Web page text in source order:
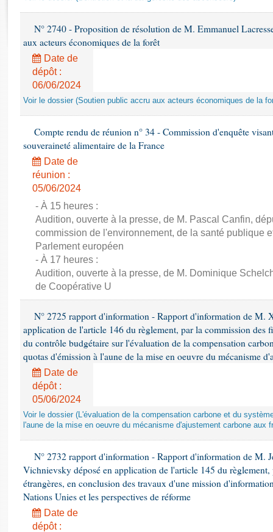
Rapports d'enquête
Rapports sur l'application des lois
Baromètre de l’application des lois
Dossiers législatifs
Budget et sécurité sociale
Comptes rendus des débats
N° 2740 - Proposition de résolution de M. Emmanuel
aux acteurs économiques de la forêt
Date de
dépôt :
06/06/2024
Voir le dossier (Soutien public accru aux acteurs économiques de la
Compte rendu de réunion n° 34 - Commission d'enquête
souveraineté alimentaire de la France
Date de
réunion :
05/06/2024
- À 15 heures :
Audition, ouverte à la presse, de M. Pascal Canfin,
commission de l'environnement, de la santé publique
Parlement européen
- À 17 heures :
Audition, ouverte à la presse, de M. Dominique
de Coopérative U
N° 2725 rapport d'information - Rapport d'information de M.
application de l'article 146 du règlement, par la commission des
du contrôle budgétaire sur l'évaluation de la compensation
quotas d'émission à l'aune de la mise en oeuvre du mécanisme
Date de
dépôt :
05/06/2024
Voir le dossier (L'évaluation de la compensation carbone et du
l'aune de la mise en oeuvre du mécanisme d'ajustement carbone aux
N° 2732 rapport d'information - Rapport d'information de M.
Vichnievsky déposé en application de l'article 145 du règlement,
étrangères, en conclusion des travaux d'une mission
Nations Unies et les perspectives de réforme
Date de
dépôt :